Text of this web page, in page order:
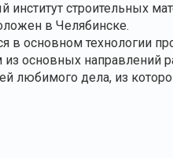
институт строительных
в Челябинске.
в основном технологии
основных направлений
любимого дела, из